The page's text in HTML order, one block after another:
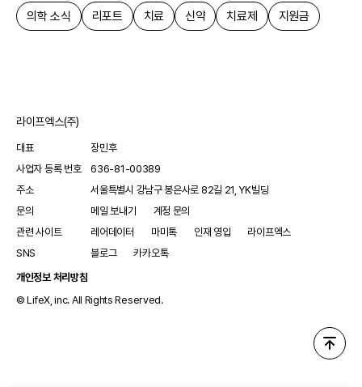
의학 소식 리포트 치료 신약 치료제 지원금
라이프엑스(주)
대표
장민후
사업자 등록 번호
636-81-00389
주소
서울특별시 강남구 봉은사로 82길 21, YK빌딩
문의
메일 보내기
계정 문의
관련 사이트
레어데이터 마미톡 인재 영입
라이프엑스
SNS
블로그
카카오톡
개인정보 처리방침
© LifeX, inc. All Rights Reserved.